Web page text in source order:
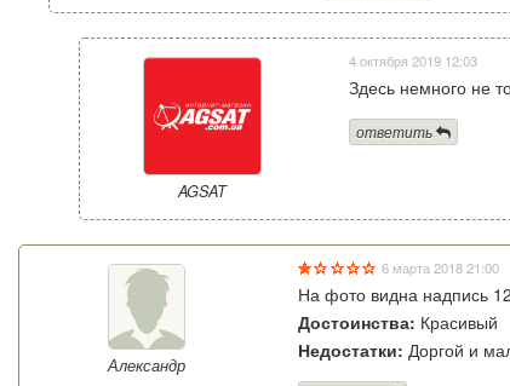
AGSAT
4 октября 2019 12:03
Здесь немного не
ответить
Александр
6 марта 2018 21:00
На фото видна надпись
Достоинства: Красивый
Недостатки: Доргой и